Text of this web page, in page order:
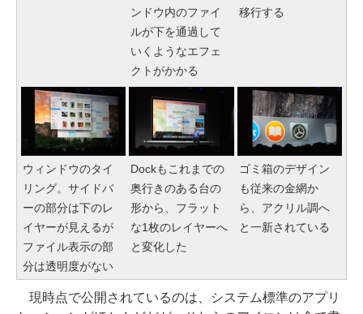
ンドウ内のファイ
ルが下を通過して
いくようなエフェ
クトがかかる
移行する
ウィンドウのタイ
リング。サイドバ
ーの部分は下のレ
イヤーが見えるが
ファイル表示の部
分は透明度がない
Dockもこれまでの
奥行きのある台の
形から、フラット
な1枚のレイヤーへ
と変化した
ゴミ箱のデザイン
も従来の金網か
ら、アクリル調へ
と一新されている
現時点で公開されているのは、システム標準のアプリ